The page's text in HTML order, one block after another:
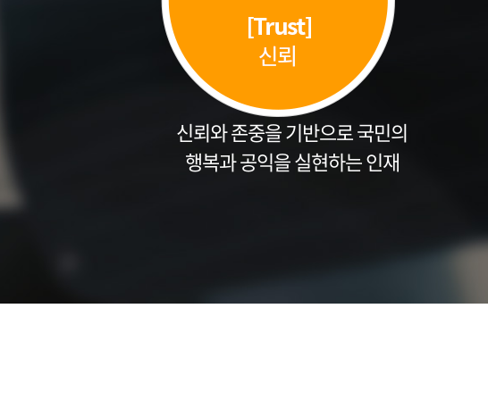
신뢰와 존중을 기반으로 국민의
행복과 공익을 실현하는 인재